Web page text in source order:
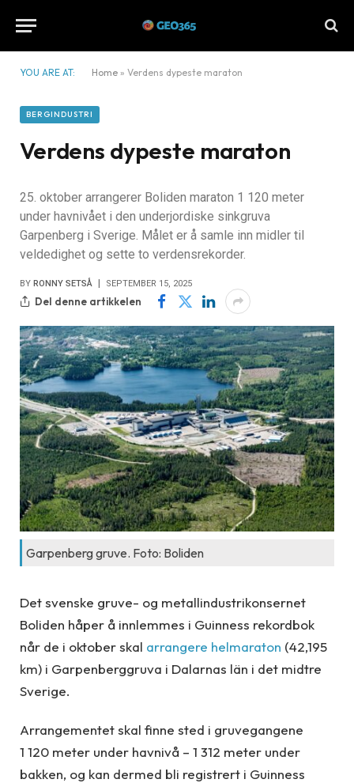
YOU ARE AT: Home » Verdens dypeste maraton
BERGINDUSTRI
Verdens dypeste maraton
25. oktober arrangerer Boliden maraton 1 120 meter
under havnivået i den underjordiske sinkgruva
Garpenberg i Sverige. Målet er å samle inn midler til
veldedighet og sette to verdensrekorder.
BY RONNY SETSÅ SEPTEMBER 15, 2025
Del denne artikkelen
Garpenberg gruve. Foto: Boliden
Det svenske gruve- og metallindustrikonsernet
Boliden håper å innlemmes i Guinness rekordbok
når de i oktober skal arrangere helmaraton (42,195
km) i Garpenberggruva i Dalarnas län i det midtre
Sverige.
Arrangementet skal finne sted i gruvegangene
1 120 meter under havnivå – 1 312 meter under
bakken, og kan dermed bli registrert i Guinness